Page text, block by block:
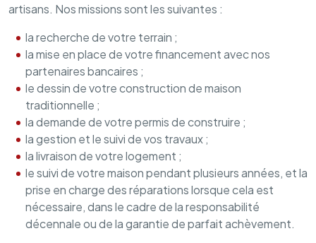
artisans. Nos missions sont les suivantes :
la recherche de votre terrain ;
la mise en place de votre financement avec nos
partenaires bancaires ;
le dessin de votre construction de maison
traditionnelle ;
la demande de votre permis de construire ;
la gestion et le suivi de vos travaux ;
la livraison de votre logement ;
le suivi de votre maison pendant plusieurs années, et la
prise en charge des réparations lorsque cela est
nécessaire, dans le cadre de la responsabilité
décennale ou de la garantie de parfait achèvement.